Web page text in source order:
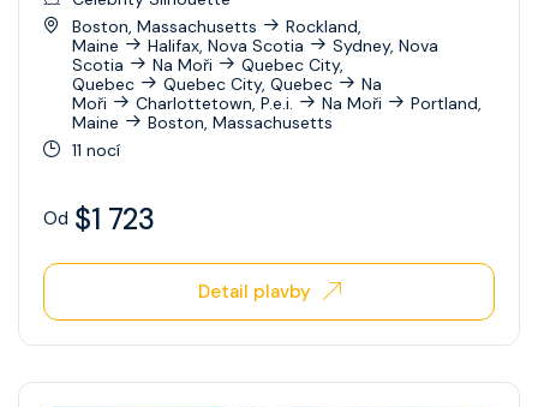
Ovation Of The Seas
Quantum Of The Seas
Radiance Of The Seas
Serenade Of The Seas
Spectrum Of The Seas
Star Of The Seas
Symphony Of The Seas
Boston, Massachusetts
Rockland,
Maine
Halifax, Nova Scotia
Sydney, Nova
Scotia
Na Moři
Quebec City,
Quebec
Quebec City, Quebec
Na
Moři
Charlottetown, P.e.i. Na Moři
Portland,
Maine
Boston, Massachusetts
11 nocí
Od $1 723
Detail plavby